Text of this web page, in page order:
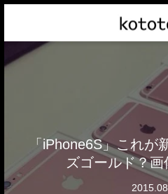
「iPhone6S」これが
ズゴールド？
クレジットカードの話
iPhoneの話
その他の話